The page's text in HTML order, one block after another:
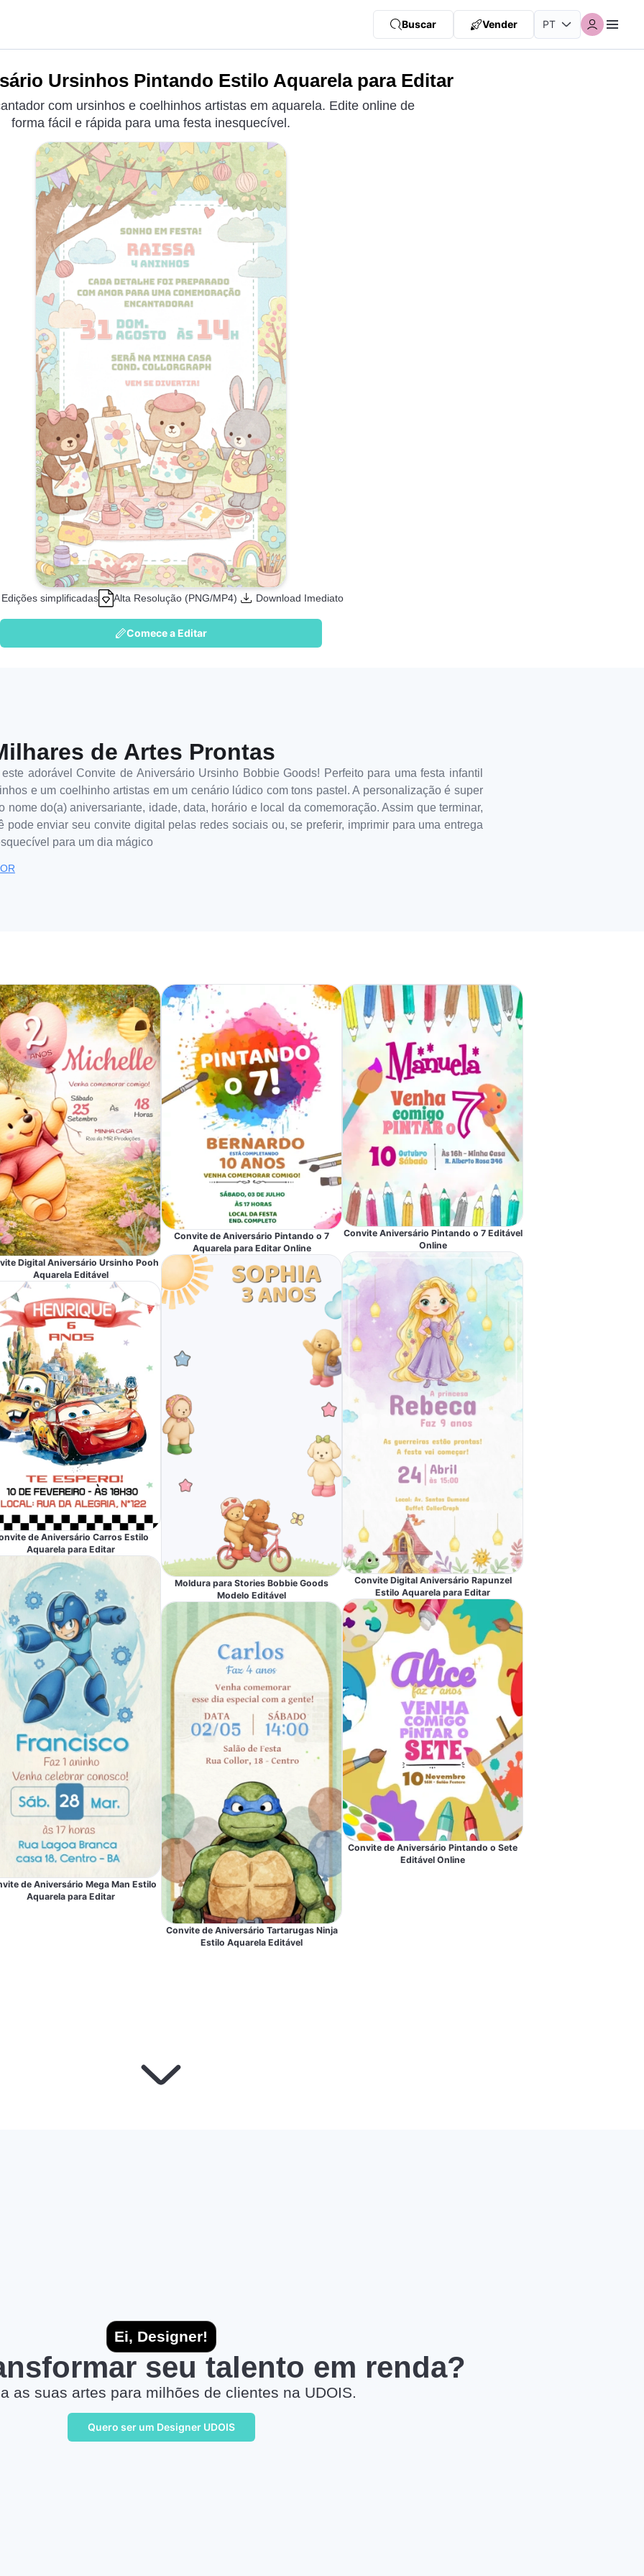
Buscar Vender
Ursinhos Pintando Estilo Aquarela para Editar
com ursinhos e coelhinhos artistas em aquarela. Edite online de
forma fácil e rápida para uma festa inesquecível.
Edições simplificadas Alta Resolução (PNG/MP4) Download Imediato
Comece a Editar
de Artes Prontas
adorável Convite de Aniversário Ursinho Bobbie Goods! Perfeito para uma festa infantil
e um coelhinho artistas em um cenário lúdico com tons pastel. A personalização é super
nome do(a) aniversariante, idade, data, horário e local da comemoração. Assim que terminar,
pode enviar seu convite digital pelas redes sociais ou, se preferir, imprimir para uma entrega
para um dia mágico
Digital Aniversário Ursinho Pooh
Aquarela Editável
de Aniversário Carros Estilo
Aquarela para Editar
de Aniversário Mega Man Estilo
Aquarela para Editar
Convite de Aniversário Pintando o 7
Aquarela para Editar Online
Moldura para Stories Bobbie Goods
Modelo Editável
Convite de Aniversário Tartarugas Ninja
Estilo Aquarela Editável
Convite Aniversário Pintando o 7 Editável
Online
Convite Digital Aniversário Rapunzel
Estilo Aquarela para Editar
Convite de Aniversário Pintando o Sete
Editável Online
Ei, Designer!
seu talento em renda?
as suas artes para milhões de clientes na UDOIS.
Quero ser um Designer UDOIS